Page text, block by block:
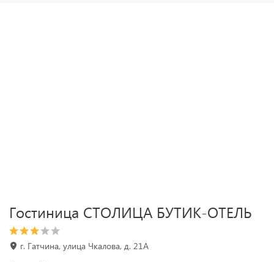
Гостиница СТОЛИЦА БУТИК-ОТЕЛЬ
г. Гатчина, улица Чкалова, д. 21А